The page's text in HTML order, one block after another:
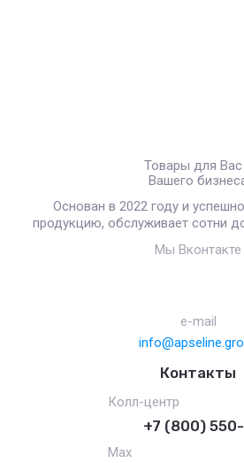
Товары для Вас
Вашего
Основан в 2022 году и
продукцию, обслуживает сотни
Мы Вконтакте
e-mail
Контакты
Колл-центр
+7 (800)
Max